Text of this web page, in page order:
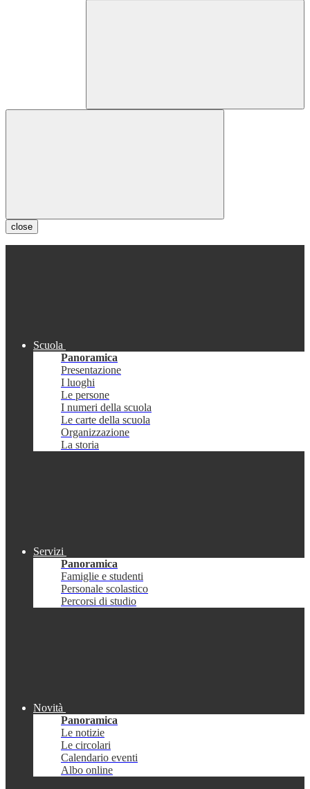
close
Scuola
Panoramica
Presentazione
I luoghi
Le persone
I numeri della scuola
Le carte della scuola
Organizzazione
La storia
Servizi
Panoramica
Famiglie e studenti
Personale scolastico
Percorsi di studio
Novità
Panoramica
Le notizie
Le circolari
Calendario eventi
Albo online